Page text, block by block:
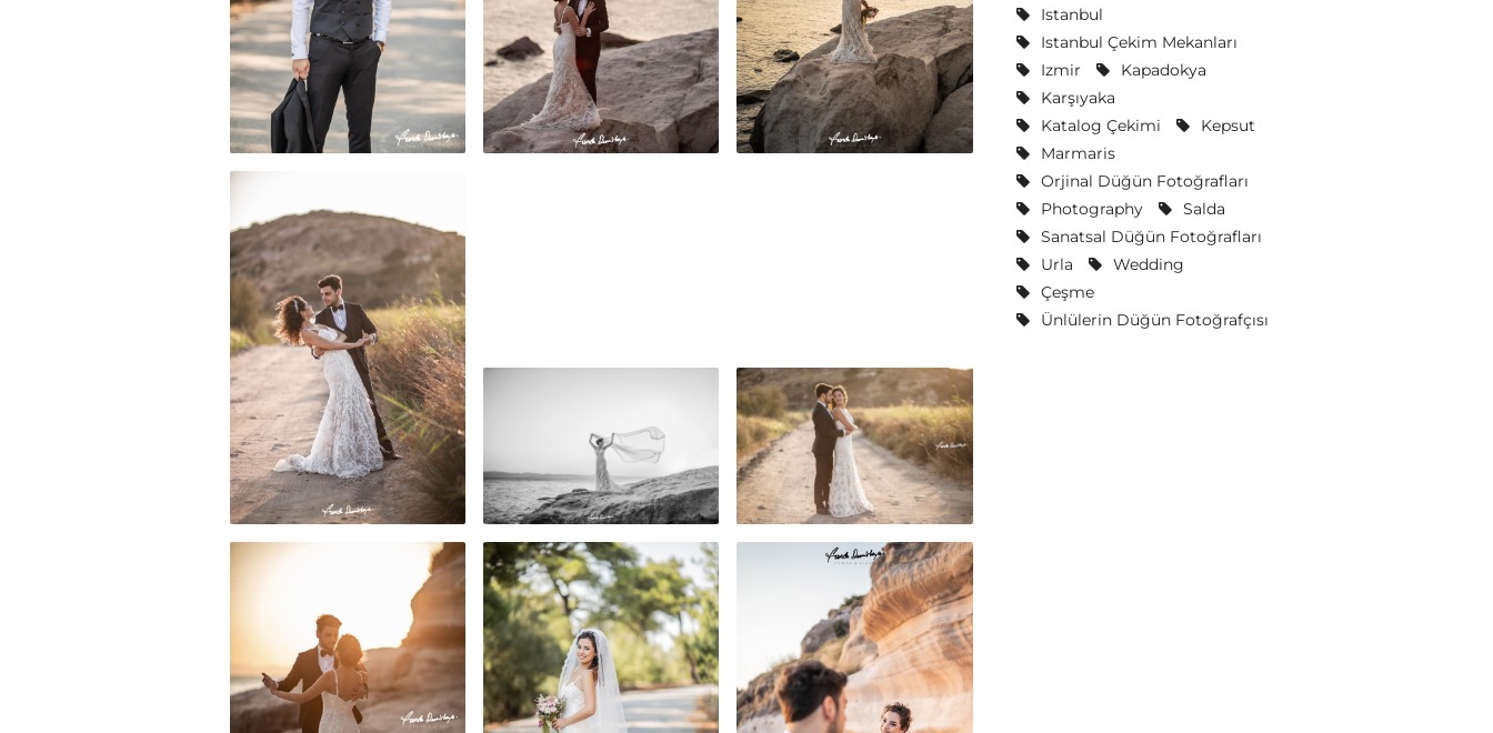
Istanbul
Istanbul Çekim Mekanları
Izmir
Kapadokya
Karşıyaka
Katalog Çekimi
Kepsut
Marmaris
Orjinal Düğün Fotoğrafları
Photography
Salda
Sanatsal Düğün Fotoğrafları
Urla
Wedding
Çeşme
Ünlülerin Düğün Fotoğrafçısı